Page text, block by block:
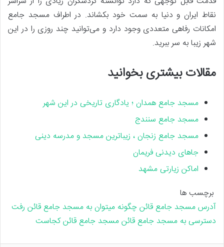
نقاط ایران و دنیا به سمت خود بکشاند. در اطراف مسجد جامع
امکانات رفاهی متعددی وجود دارد و می‌توانید چند روزی را در این
شهر زیبا به سر ببرید.
مقالات بیشتری بخوانید
مسجد جامع همدان ؛ یادگاری تاریخی در این شهر
مسجد جامع سنندج
مسجد جامع زنجان ، زیباترین مسجد و مدرسه دینی
جاهای دیدنی فریمان
اماکن زیارتی مشهد
برچسب ها
آدرس مسجد جامع قائن چگونه میتوان به مسجد جامع قائن رفت
دسترسی به مسجد جامع قائنمسجد جامع قائن کجاست